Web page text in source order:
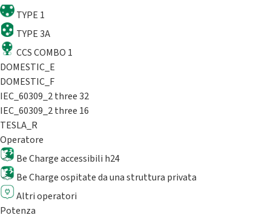
TYPE 1
TYPE 3A
CCS COMBO 1
DOMESTIC_E
DOMESTIC_F
IEC_60309_2 three 32
IEC_60309_2 three 16
TESLA_R
Operatore
Be Charge accessibili h24
Be Charge ospitate da una struttura privata
Altri operatori
Potenza